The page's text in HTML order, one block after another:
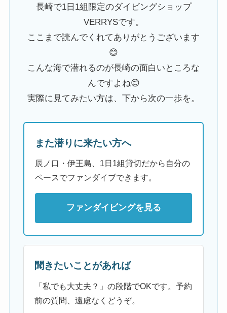
長崎で1日1組限定のダイビングショップ
VERRYSです。
ここまで読んでくれてありがとうございます
😊
こんな海で潜れるのが長崎の面白いところな
んですよね😊
実際に見てみたい方は、下から次の一歩を。
また潜りに来たい方へ
辰ノ口・伊王島、1日1組貸切だから自分の
ペースでファンダイブできます。
ファンダイビングを見る
聞きたいことがあれば
「私でも大丈夫？」の段階でOKです。予約
前の質問、遠慮なくどうぞ。